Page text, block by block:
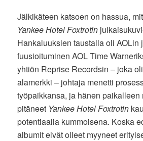
Jälkikäteen katsoen on hassua,
Yankee Hotel Foxtrotin
Hankaluuksien taustalla oli AOLin
fuusioituminen AOL Time
yhtiön Reprise Recordsin – joka
alamerkki – johtaja menetti
työpaikkansa, ja hänen paikalleen
pitäneet Yankee Hotel Foxtrotin
potentiaalia kummoisena. Koska
albumit eivät olleet myyneet